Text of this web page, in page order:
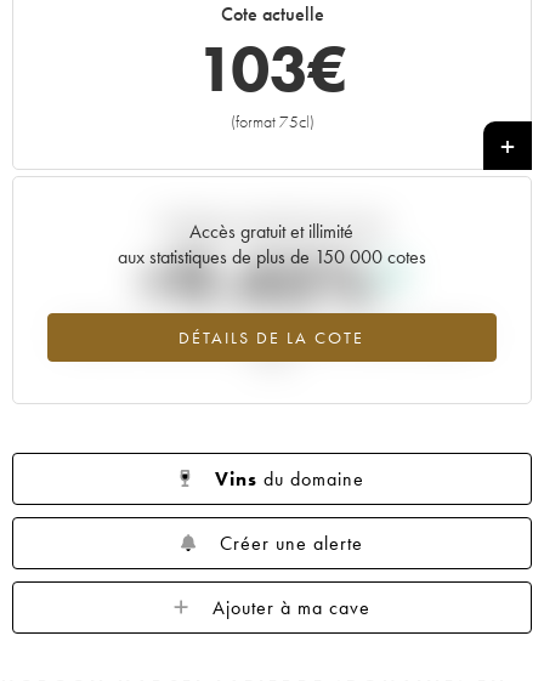
1998
Cote actuelle
103€
(format 75cl)
+
Accès gratuit et illimité
aux statistiques de plus de 150 000 cotes
DÉTAILS DE LA COTE
Tendance actuelle de la cote
+9.45%
Tendance à la hausse du millésime 2009 en 2026 par rapport à
Vins du domaine
Créer une alerte
Ajouter à ma cave